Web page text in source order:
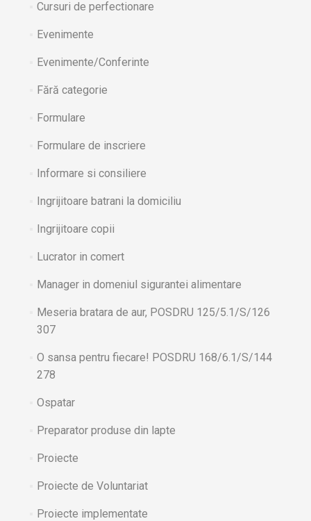
Cursuri de perfectionare
Evenimente
Evenimente/Conferinte
Fără categorie
Formulare
Formulare de inscriere
Informare si consiliere
Ingrijitoare batrani la domiciliu
Ingrijitoare copii
Lucrator in comert
Manager in domeniul sigurantei alimentare
Meseria bratara de aur, POSDRU 125/5.1/S/126
307
O sansa pentru fiecare! POSDRU 168/6.1/S/144
278
Ospatar
Preparator produse din lapte
Proiecte
Proiecte de Voluntariat
Proiecte implementate